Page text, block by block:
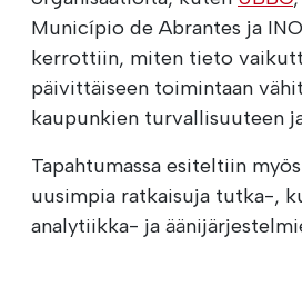
Município de Abrantes ja
kerrottiin, miten tieto
päivittäiseen toimintaan
kaupunkien turvallisuuteen
Tapahtumassa esiteltiin
uusimpia ratkaisuja tutka-,
analytiikka- ja